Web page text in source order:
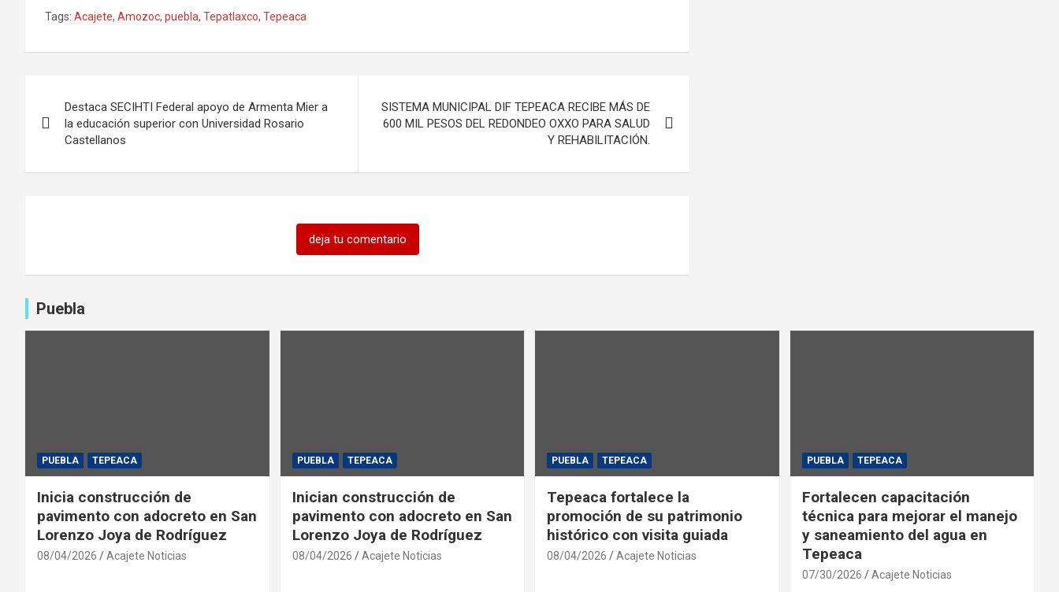
Tags: Acajete, Amozoc, puebla, Tepatlaxco, Tepeaca
de
Destaca SECIHTI Federal apoyo de Armenta Mier a
la educación superior con Universidad Rosario
Castellanos
SISTEMA MUNICIPAL DIF TEPEACA RECIBE MÁS DE
600 MIL PESOS DEL REDONDEO OXXO PARA SALUD
Y REHABILITACIÓN.
deja tu comentario
Puebla
PUEBLA TEPEACA
Inicia construcción de
pavimento con adocreto en San
Lorenzo Joya de Rodríguez
08/04/2026 Acajete Noticias
PUEBLA TEPEACA
Inician construcción de
pavimento con adocreto en San
Lorenzo Joya de Rodríguez
08/04/2026 Acajete Noticias
PUEBLA TEPEACA
Tepeaca fortalece la
promoción de su patrimonio
histórico con visita guiada
08/04/2026 Acajete Noticias
PUEBLA TEPEACA
Fortalecen capacitación
técnica para mejorar el manejo
y saneamiento del agua en
Tepeaca
07/30/2026 Acajete Noticias